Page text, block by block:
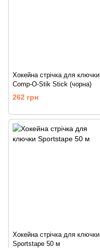
Хокейна стрічка для ключки
Comp-O-Stik Stick (чорна)
262 грн
Хокейна стрічка для ключки
Sportstape 50 м